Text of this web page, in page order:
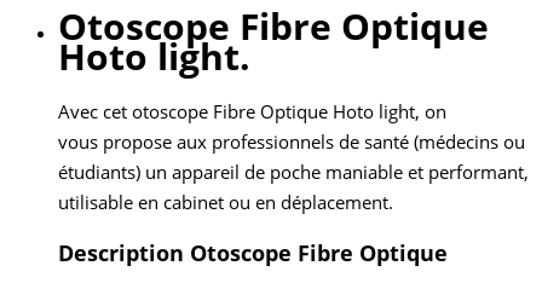
Otoscope Fibre Optique
Hoto light.
Avec cet otoscope Fibre Optique Hoto light, on
vous propose aux professionnels de santé (médecins ou
étudiants) un appareil de poche maniable et performant,
utilisable en cabinet ou en déplacement.
Description Otoscope Fibre Optique